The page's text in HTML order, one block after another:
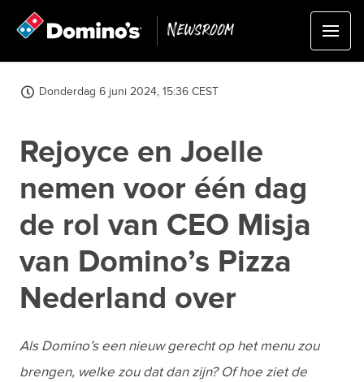
Newsroom
Donderdag 6 juni 2024, 15:36 CEST
Rejoyce en Joelle
nemen voor één dag
de rol van CEO Misja
van Domino’s Pizza
Nederland over
Als Domino’s een nieuw gerecht op het menu zou
brengen, welke zou dat dan zijn? Of hoe ziet de